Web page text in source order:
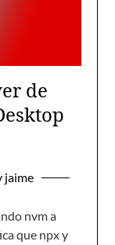
de
jaime
nvm a
que npx y